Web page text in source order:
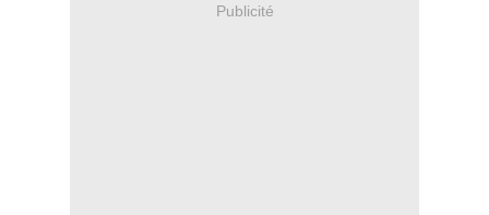
Publicité